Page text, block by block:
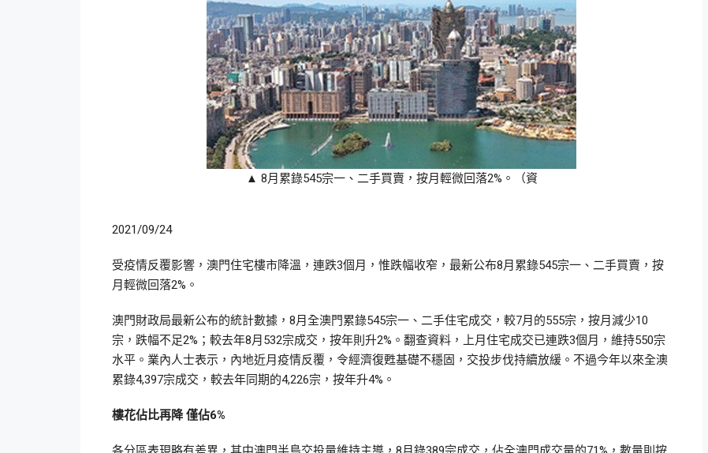
▲ 8月累錄545宗一、二手買賣，按月輕微回落2%。（資
2021/09/24
受疫情反覆影響，澳門住宅樓市降溫，連跌3個月，惟跌幅收窄，最新公布8月累錄545宗一、二手買賣，按
月輕微回落2%。
澳門財政局最新公布的統計數據，8月全澳門累錄545宗一、二手住宅成交，較7月的555宗，按月減少10
宗，跌幅不足2%；較去年8月532宗成交，按年則升2%。翻查資料，上月住宅成交已連跌3個月，維持550宗
水平。業內人士表示，內地近月疫情反覆，令經濟復甦基礎不穩固，交投步伐持續放緩。不過今年以來全澳
累錄4,397宗成交，較去年同期的4,226宗，按年升4%。
樓花佔比再降 僅佔6%